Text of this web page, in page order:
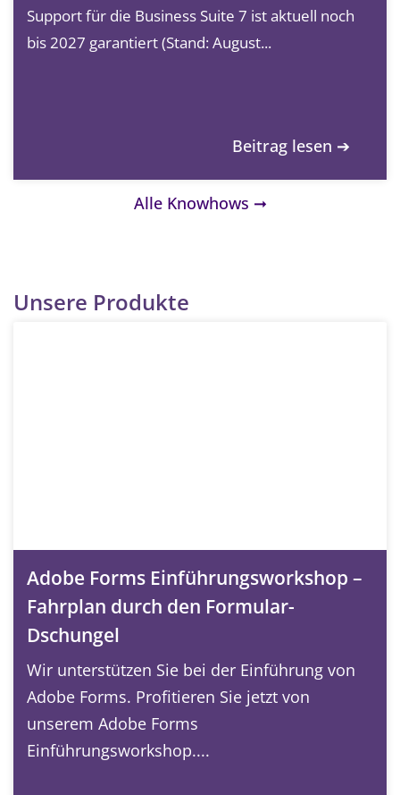
Support für die Business Suite 7 ist aktuell noch
bis 2027 garantiert (Stand: August...
Beitrag lesen ➔
Alle Knowhows ➞
Unsere Produkte
Adobe Forms Einführungsworkshop –
Fahrplan durch den Formular-
Dschungel
Wir unterstützen Sie bei der Einführung von
Adobe Forms. Profitieren Sie jetzt von
unserem Adobe Forms
Einführungsworkshop....